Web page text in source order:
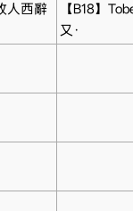
人西辭
【B18】
又·